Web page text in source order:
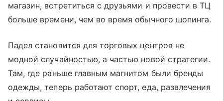
магазин, встретиться с друзьями и провести в ТЦ
больше времени, чем во время обычного шопинга.
Падел становится для торговых центров не
модной случайностью, а частью новой стратегии.
Там, где раньше главным магнитом были бренды
одежды, теперь работают спорт, еда, развлечения